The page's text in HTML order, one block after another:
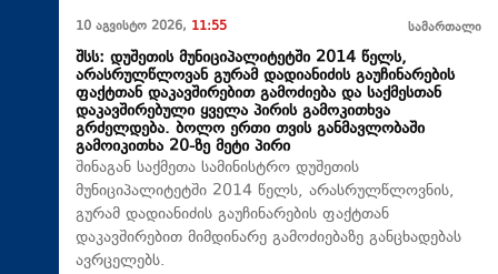
10 აგვისტო 2026, 11:55 სამართალი
შსს: დუშეთის მუნიციპალიტეტში 2014 წელს,
არასრულწლოვან გურამ დადიანიძის გაუჩინარების
ფაქტთან დაკავშირებით გამოძიება და საქმესთან
დაკავშირებული ყველა პირის გამოკითხვა
გრძელდება. ბოლო ერთი თვის განმავლობაში
გამოიკითხა 20-ზე მეტი პირი
შინაგან საქმეთა სამინისტრო დუშეთის
მუნიციპალიტეტში 2014 წელს, არასრულწლოვნის,
გურამ დადიანიძის გაუჩინარების ფაქტთან
დაკავშირებით მიმდინარე გამოძიებაზე განცხადებას
ავრცელებს.